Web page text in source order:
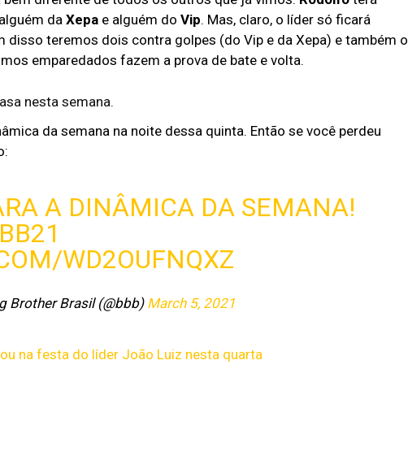
da Xepa e alguém do Vip. Mas, claro, o líder só ficará
disso teremos dois contra golpes (do Vip e da Xepa) e também o
emparedados fazem a prova de bate e volta.
nesta semana.
da semana na noite dessa quinta. Então se você perdeu
A DINÂMICA DA SEMANA!
WD2OUFNQXZ
Brother Brasil (@bbb) March 5, 2021
na festa do líder João Luiz nesta quarta